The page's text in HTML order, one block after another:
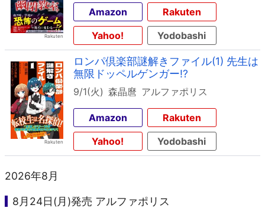
Amazon
Rakuten
Yahoo!
Yodobashi
ロンパ倶楽部謎解きファイル(1) 先生は
無限ドッペルゲンガー!?
9/1(火) 森晶麿 アルファポリス
Amazon
Rakuten
Yahoo!
Yodobashi
2026年8月
8月24日(月)発売 アルファポリス